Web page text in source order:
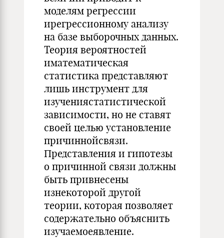
моделям регрессии
ирегрессионному анализу
на базе выборочных данных.
Теория вероятностей
иматематическая
статистика представляют
лишь инструмент для
изучениястатистической
зависимости, но не ставят
своей целью установление
причиннойсвязи.
Представления и гипотезы
о причинной связи должны
быть привнесены
изнекоторой другой
теории, которая позволяет
содержательно объяснить
изучаемоеявление.